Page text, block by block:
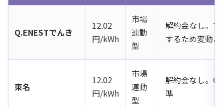
Q.ENESTでんき
12.02
円/kWh
市場
連動
型
解約金なし。
するため変動
東名
12.02
円/kWh
市場
連動
型
解約金なし。
準